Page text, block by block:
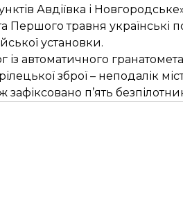
Авдіївка і
травня українські
установки.
автоматичного
зброї – неподалік
зафіксовано п’ять